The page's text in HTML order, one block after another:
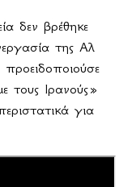
δεν βρέθηκε
της Αλ
τους Ιρανούς»
για